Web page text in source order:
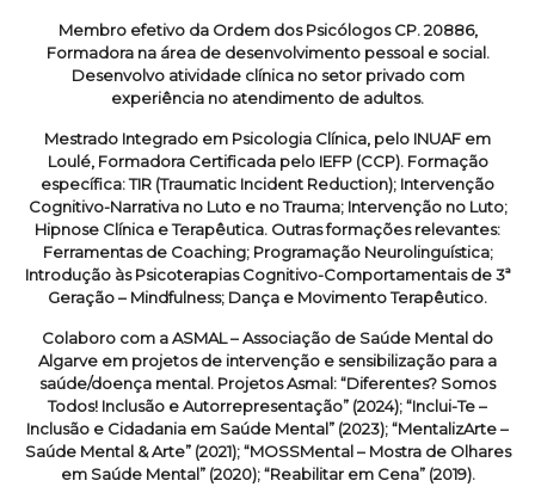
Membro efetivo da Ordem dos Psicólogos CP. 20886,
Formadora na área de desenvolvimento pessoal e social.
Desenvolvo atividade clínica no setor privado com
experiência no atendimento de adultos.
Mestrado Integrado em Psicologia Clínica, pelo INUAF em
Loulé, Formadora Certificada pelo IEFP (CCP). Formação
específica: TIR (Traumatic Incident Reduction); Intervenção
Cognitivo-Narrativa no Luto e no Trauma; Intervenção no Luto;
Hipnose Clínica e Terapêutica. Outras formações relevantes:
Ferramentas de Coaching; Programação Neurolinguística;
Introdução às Psicoterapias Cognitivo-Comportamentais de 3ª
Geração – Mindfulness; Dança e Movimento Terapêutico.
Colaboro com a ASMAL – Associação de Saúde Mental do
Algarve em projetos de intervenção e sensibilização para a
saúde/doença mental. Projetos Asmal: “Diferentes? Somos
Todos! Inclusão e Autorrepresentação” (2024); “Inclui-Te –
Inclusão e Cidadania em Saúde Mental” (2023); “MentalizArte –
Saúde Mental & Arte” (2021); “MOSSMental – Mostra de Olhares
em Saúde Mental” (2020); “Reabilitar em Cena” (2019).